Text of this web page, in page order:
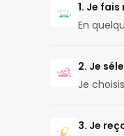
1. Je
En
2. Je
Je
3. Je